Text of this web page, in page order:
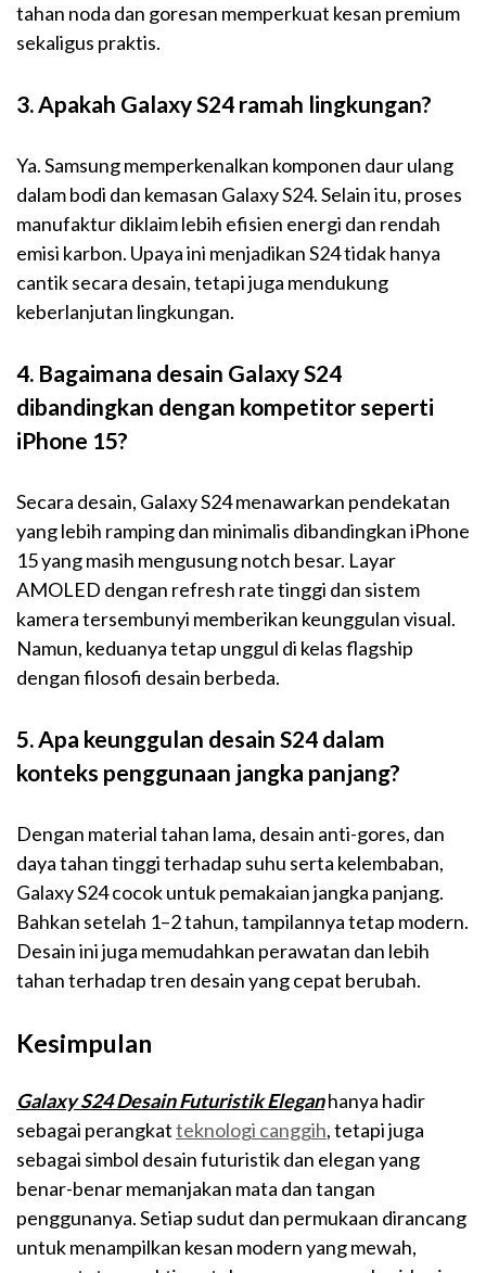
tahan noda dan goresan memperkuat kesan premium
sekaligus praktis.
3. Apakah Galaxy S24 ramah lingkungan?
Ya. Samsung memperkenalkan komponen daur ulang
dalam bodi dan kemasan Galaxy S24. Selain itu, proses
manufaktur diklaim lebih efisien energi dan rendah
emisi karbon. Upaya ini menjadikan S24 tidak hanya
cantik secara desain, tetapi juga mendukung
keberlanjutan lingkungan.
4. Bagaimana desain Galaxy S24
dibandingkan dengan kompetitor seperti
iPhone 15?
Secara desain, Galaxy S24 menawarkan pendekatan
yang lebih ramping dan minimalis dibandingkan iPhone
15 yang masih mengusung notch besar. Layar
AMOLED dengan refresh rate tinggi dan sistem
kamera tersembunyi memberikan keunggulan visual.
Namun, keduanya tetap unggul di kelas flagship
dengan filosofi desain berbeda.
5. Apa keunggulan desain S24 dalam
konteks penggunaan jangka panjang?
Dengan material tahan lama, desain anti-gores, dan
daya tahan tinggi terhadap suhu serta kelembaban,
Galaxy S24 cocok untuk pemakaian jangka panjang.
Bahkan setelah 1–2 tahun, tampilannya tetap modern.
Desain ini juga memudahkan perawatan dan lebih
tahan terhadap tren desain yang cepat berubah.
Kesimpulan
Galaxy S24 Desain Futuristik Eleganhanya hadir
sebagai perangkatteknologi canggih, tetapi juga
sebagai simbol desain futuristik dan elegan yang
benar-benar memanjakan mata dan tangan
penggunanya. Setiap sudut dan permukaan dirancang
untuk menampilkan kesan modern yang mewah,